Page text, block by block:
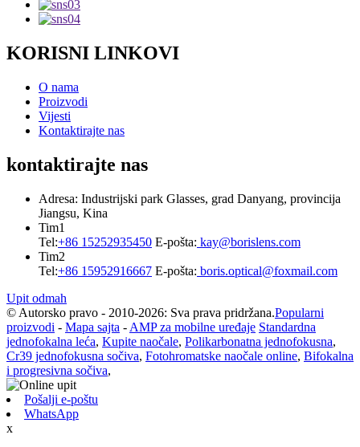
KORISNI LINKOVI
O nama
Proizvodi
Vijesti
Kontaktirajte nas
kontaktirajte nas
Adresa: Industrijski park Glasses, grad Danyang, provincija
Jiangsu, Kina
Tim1
Tel:+86 15252935450 E-pošta: kay@borislens.com
Tim2
Tel:+86 15952916667 E-pošta: boris.optical@foxmail.com
Upit odmah
© Autorsko pravo - 2010-2026: Sva prava pridržana.Popularni
proizvodi - Mapa sajta - AMP za mobilne uređaje Standardna
jednofokalna leća, Kupite naočale, Polikarbonatna jednofokusna,
Cr39 jednofokusna sočiva, Fotohromatske naočale online, Bifokalna
i progresivna sočiva,
Pošalji e-poštu
WhatsApp
x